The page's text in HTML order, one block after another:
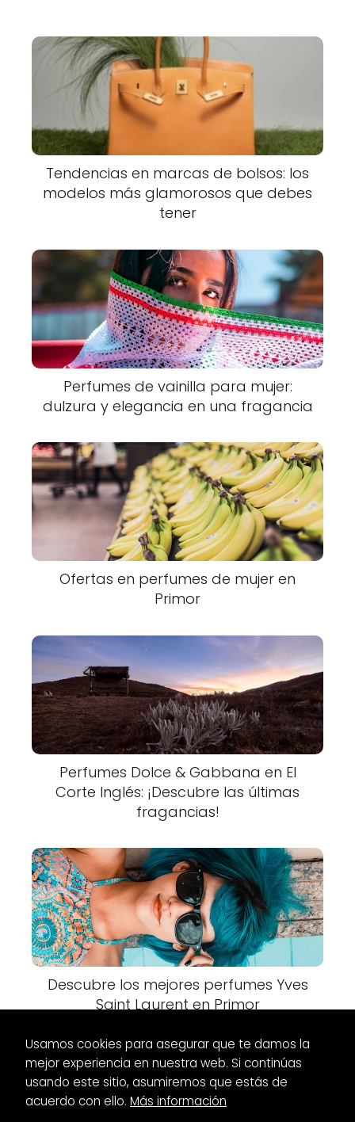
Tendencias en marcas de bolsos: los
modelos más glamorosos que debes
tener
Perfumes de vainilla para mujer:
dulzura y elegancia en una fragancia
Ofertas en perfumes de mujer en
Primor
Perfumes Dolce & Gabbana en El
Corte Inglés: ¡Descubre las últimas
fragancias!
Descubre los mejores perfumes Yves
Saint Laurent en Primor
Zapatos de fiesta cómodos y elegantes
Usamos cookies para asegurar que te damos la
mejor experiencia en nuestra web. Si continúas
usando este sitio, asumiremos que estás de
acuerdo con ello. Más información